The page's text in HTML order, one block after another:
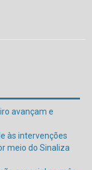
avançam e
às intervenções
meio do Sinaliza